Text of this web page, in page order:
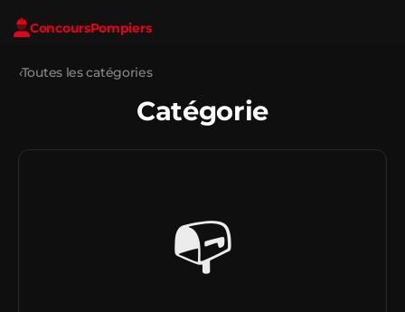
ConcoursPompiers
‹Toutes les catégories
Catégorie
📭